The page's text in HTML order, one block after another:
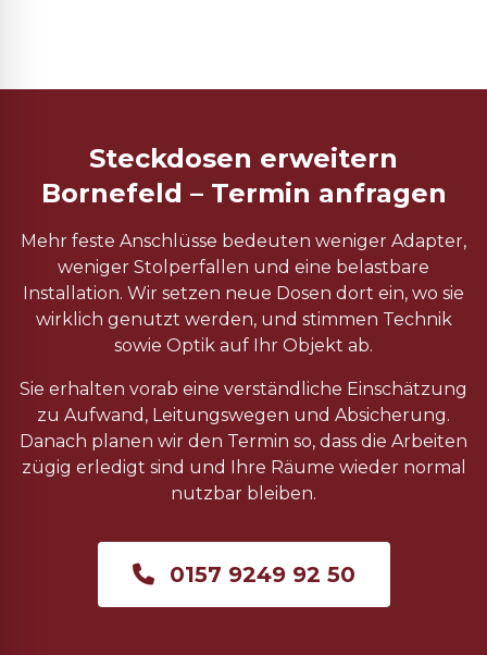
Steckdosen erweitern
Bornefeld – Termin anfragen
Mehr feste Anschlüsse bedeuten weniger Adapter,
weniger Stolperfallen und eine belastbare
Installation. Wir setzen neue Dosen dort ein, wo sie
wirklich genutzt werden, und stimmen Technik
sowie Optik auf Ihr Objekt ab.
Sie erhalten vorab eine verständliche Einschätzung
zu Aufwand, Leitungswegen und Absicherung.
Danach planen wir den Termin so, dass die Arbeiten
zügig erledigt sind und Ihre Räume wieder normal
nutzbar bleiben.
0157 9249 92 50